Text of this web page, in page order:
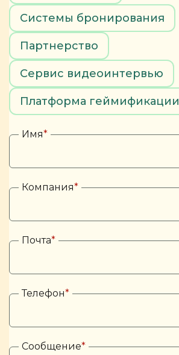
Системы бронирования
Партнерство
Сервис видеоинтервью
Платформа геймификации
Имя*
Компания*
Почта*
Телефон*
Сообщение*